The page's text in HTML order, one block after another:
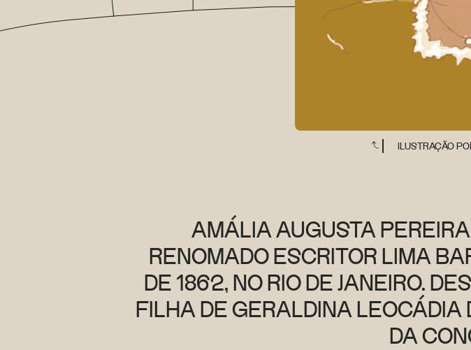
ILUSTRAÇÃO
AMÁLIA AUGUSTA
RENOMADO ESCRITOR LIMA
DE 1862, NO RIO DE JANEIRO.
FILHA DE GERALDINA
DA